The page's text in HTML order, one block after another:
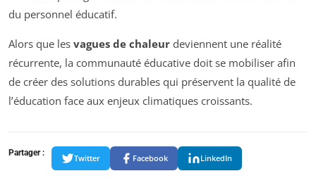
du personnel éducatif.
Alors que les vagues de chaleur deviennent une réalité
récurrente, la communauté éducative doit se mobiliser afin
de créer des solutions durables qui préservent la qualité de
l’éducation face aux enjeux climatiques croissants.
Partager :
Twitter Facebook LinkedIn